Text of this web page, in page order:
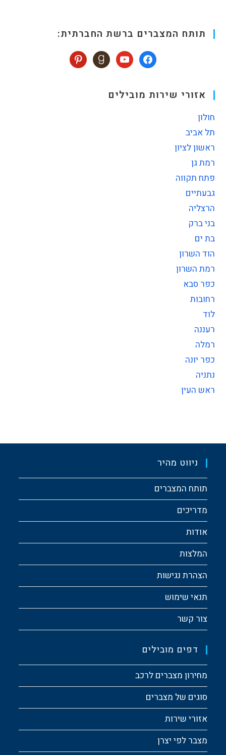
תותח המצברים ברשת החברתית:
אזורי שירות מובילים
חולון
תל אביב
ראשון לציון
רמת גן
פתח תקווה
גבעתיים
הרצליה
בני ברק
בת ים
הוד השרון
רמת השרון
כפר סבא
רחובות
לוד
רעננה
רמלה
כפר יונה
נתניה
ראש העין
ניווט מהיר
תותח המצברים
מדריכים
אודות
המלצות
הצהרת נגישות
תנאי שימוש
צור קשר
דפים מובילים
מחירון מצברים לרכב
סוגים של מצברים
אזורי שירות
מצבר לפי יצרן